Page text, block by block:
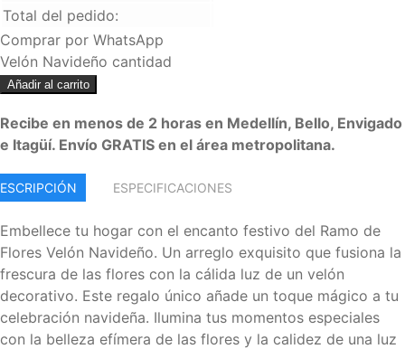
Total del pedido:
Comprar por WhatsApp
Velón Navideño cantidad
Añadir al carrito
Recibe en menos de 2 horas en Medellín, Bello, Envigado
e Itagüí. Envío GRATIS en el área metropolitana.
ESPECIFICACIONES
Embellece tu hogar con el encanto festivo del Ramo de
Flores Velón Navideño. Un arreglo exquisito que fusiona la
frescura de las flores con la cálida luz de un velón
decorativo. Este regalo único añade un toque mágico a tu
celebración navideña. Ilumina tus momentos especiales
con la belleza efímera de las flores y la calidez de una luz